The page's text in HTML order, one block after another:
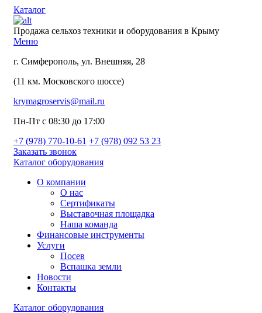
Каталог
Продажа сельхоз техники и оборудования в Крыму
Меню
г. Симферополь, ул. Внешняя, 28
(11 км. Московского шоссе)
krymagroservis@mail.ru
Пн-Пт с 08:30 до 17:00
+7 (978) 770-10-61 +7 (978) 092 53 23
Заказать звонок
Каталог оборудования
О компании
О нас
Сертификаты
Выставочная площадка
Наша команда
Финансовые инструменты
Услуги
Посев
Вспашка земли
Новости
Контакты
Каталог оборудования